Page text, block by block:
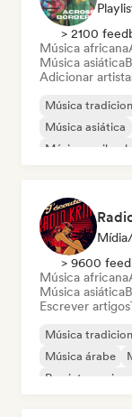
> 2100
Música africana
Música asiática
Adicionar
Música
Música asiática
Música caribenha
> 9600
Música africana
Música asiática
Escrever artigos
Música
Música árabe
Rap